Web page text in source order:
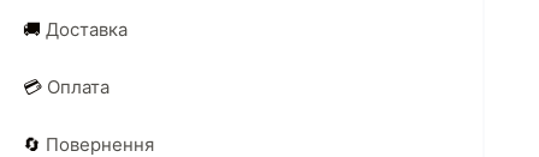
🚚Доставка
💳 Оплата
🔄 Повернення